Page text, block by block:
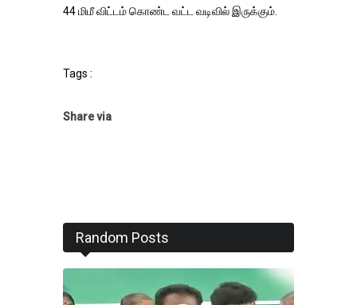
44 மிமீ விட்டம் கொண்ட வட்ட வடிவில் இருக்கும்.
Tags :
Share via
Random Posts